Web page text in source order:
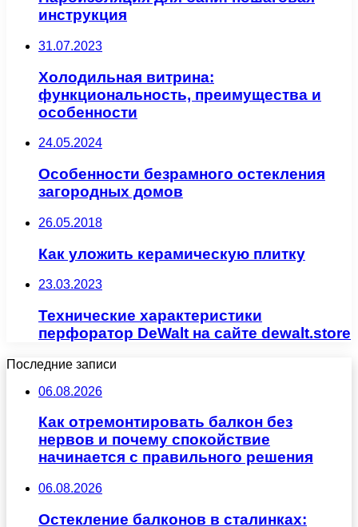
инструкция
31.07.2023
Холодильная витрина:
функциональность, преимущества и
особенности
24.05.2024
Особенности безрамного остекления
загородных домов
26.05.2018
Как уложить керамическую плитку
23.03.2023
Технические характеристики
перфоратор DeWalt на сайте dewalt.store
Последние записи
06.08.2026
Как отремонтировать балкон без
нервов и почему спокойствие
начинается с правильного решения
06.08.2026
Остекление балконов в сталинках: